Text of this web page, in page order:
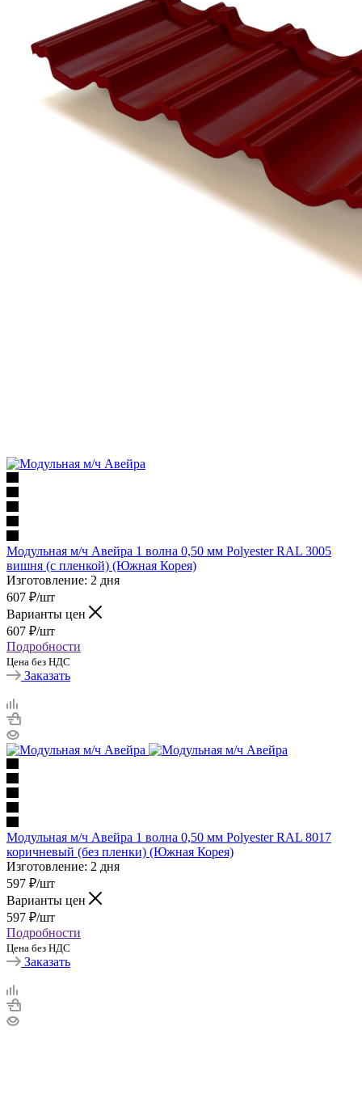
Модульная м/ч Авейра 1 волна 0,50 мм Polyester RAL 3005
вишня (с пленкой) (Южная Корея)
Изготовление: 2 дня
607 ₽/шт
Варианты цен
607 ₽/шт
Подробности
Цена без НДС
Заказать
Модульная м/ч Авейра 1 волна 0,50 мм Polyester RAL 8017
коричневый (без пленки) (Южная Корея)
Изготовление: 2 дня
597 ₽/шт
Варианты цен
597 ₽/шт
Подробности
Цена без НДС
Заказать